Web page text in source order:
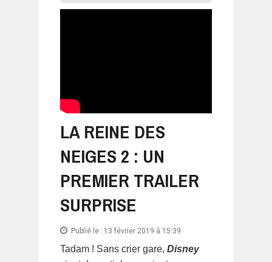
TRAILER SURPRISE
LA REINE DES
NEIGES 2 : UN
PREMIER TRAILER
SURPRISE
Publié le : 13 février 2019 à 15:39
Tadam ! Sans crier gare, Disney